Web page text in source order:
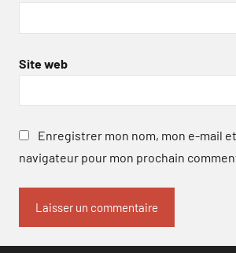
Site web
Enregistrer mon nom, mon e-mail
navigateur pour mon prochain